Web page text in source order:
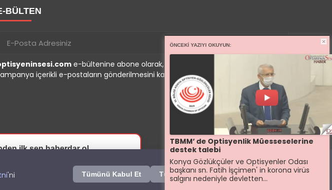
BÜLTEN
e-bültenine abone olarak, tarafınıza haber, duyuru ve
içerikli e-postaların gönderilmesini kabul etmiş olursunuz.
'ni
Tümünü Kabul Et Tümünü Reddet ⚙ Çerez Ayarları
✕
ilk sen haberdar ol.
ÖNCEKI YAZIYI OKUYUN:
TBMM’ de Optisyenlik Müesseselerine
destek talebi
Konya Gözlükçüler ve Optisyenler Odası
başkanı sn. Fatih İşçimen' in korona virüs
salgını nedeniyle devletten...